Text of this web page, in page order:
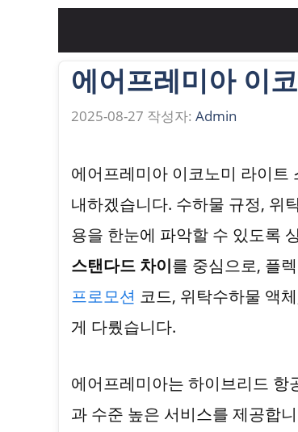
에어프레미아 이
2025-08-27 작성자: Admin
에어프레미아 이코노미 라이트
내하겠습니다. 수하물 규정, 위
용을 한눈에 파악할 수 있도록
스탠다드 차이를 중심으로, 플
프로모션 코드, 위탁수하물 액
게 다뤘습니다.
에어프레미아는 하이브리드 항
과 수준 높은 서비스를 제공합